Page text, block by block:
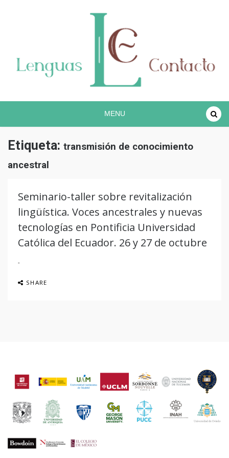
Español en contacto
MENU
Etiqueta: transmisión de conocimiento
ancestral
Seminario-taller sobre revitalización
lingüística. Voces ancestrales y nuevas
tecnologías en Pontificia Universidad
Católica del Ecuador. 26 y 27 de octubre
SHARE